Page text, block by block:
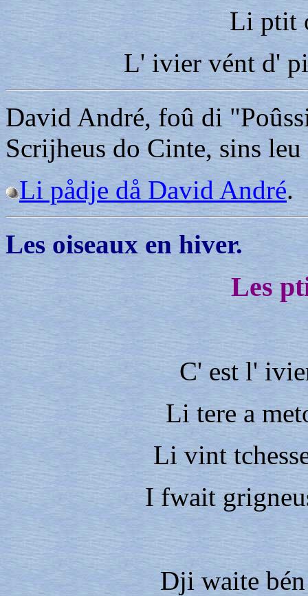
Li ptit
L' ivier vént d'
David André, foû di
Scrijheus do Cinte, sins
Li pådje då David André.
Les oiseaux en hiver.
Les
C' est l'
Li tere a
Li vint
I fwait
Dji waite